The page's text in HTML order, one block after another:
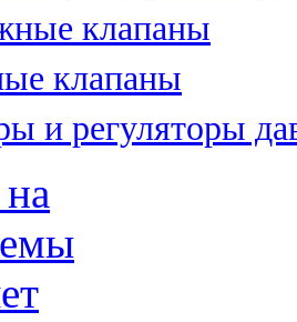
клапаны
клапаны
и регуляторы